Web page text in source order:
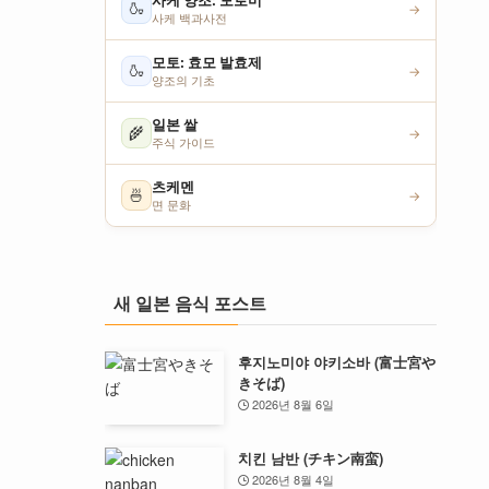
🍶
사케 백과사전
→
🍶 모토: 효모 발효제
양조의 기초
→
🌾 일본 쌀
주식 가이드
→
🍜 츠케멘
면 문화
→
새 일본 음식 포스트
후지노미야 야키소바 (富士宮や
きそば)
2026년 8월 6일
치킨 남반 (チキン南蛮)
2026년 8월 4일